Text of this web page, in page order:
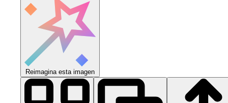
Reimagina esta imagen